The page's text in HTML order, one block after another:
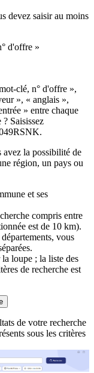
devez saisir au moins
d'offre »
clé, n° d'offre »,
», « anglais »,
» entre chaque
Saisissez
la possibilité de
région, un pays ou
et ses
compris entre
est de 10 km).
vous
loupe ; la liste des
de recherche est
de votre recherche
sous les critères